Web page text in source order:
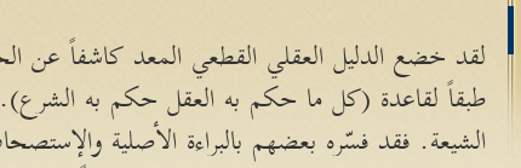
لقد خضع الدليل العقلي القطعي المعد كاشفاً عن
طبقاً لقاعدة (كل ما حكم به العقل حكم به
الشيعة. فقد فسّره بعضهم بالبراءة الأصلية